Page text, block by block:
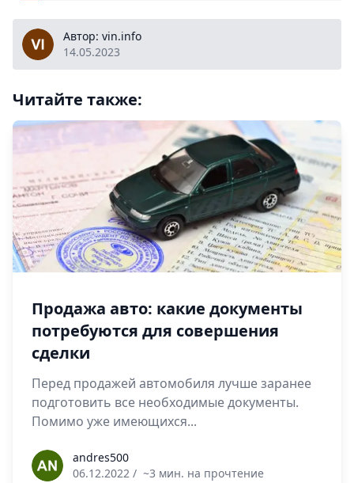
vin.infoАвтор: vin.info
14.05.2023
Читайте также:
Продажа авто: какие документы
потребуются для совершения
сделки
Перед продажей автомобиля лучше заранее
подготовить все необходимые документы.
Помимо уже имеющихся...
andres500andres500
06.12.2022 / ~3 мин. на прочтение